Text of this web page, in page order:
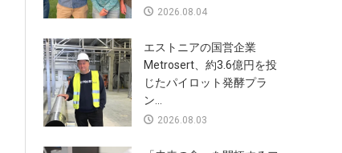
2026.08.04
エストニアの国営企業
Metrosert、約3.6億円を投
じたパイロット発酵プラ
ン...
2026.08.03